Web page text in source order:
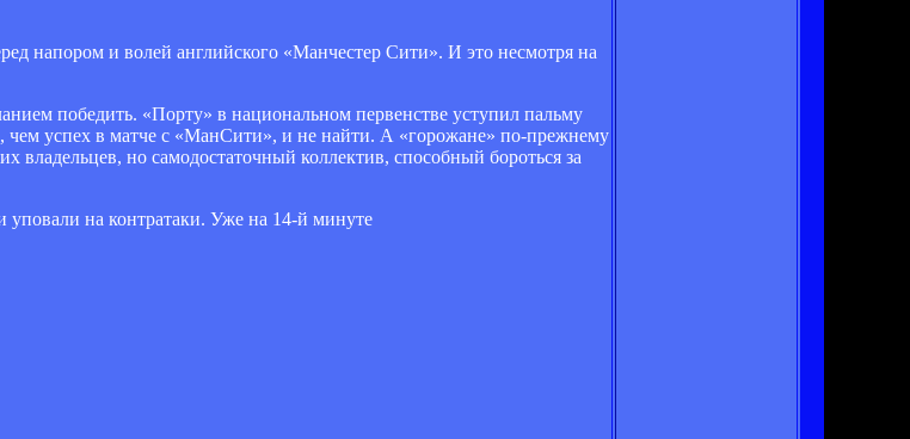
напором и волей английского «Манчестер Сити». И это несмотря на
победить. «Порту» в национальном первенстве уступил пальму
чем успех в матче с «МанСити», и не найти. А «горожане» по-прежнему
владельцев, но самодостаточный коллектив, способный бороться за
уповали на контратаки. Уже на 14-й минуте